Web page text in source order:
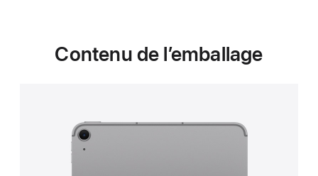
Contenu de l’emballage